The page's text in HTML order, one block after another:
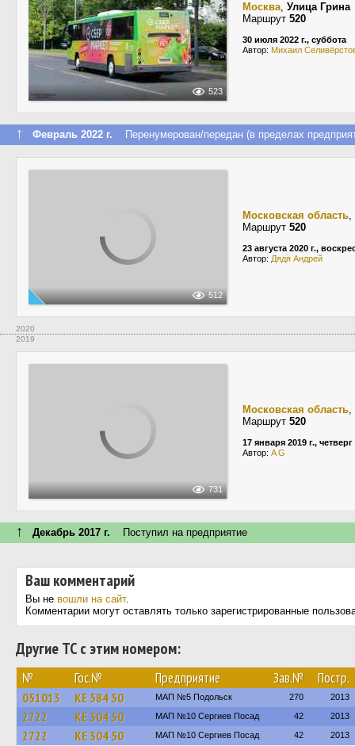
523
Москва, Улица Грина
Маршрут 520
30 июля 2022 г., суббота
Автор: Михаил
↑ Февраль 2022 г. Перенумерован/передан (в пределах
512
Московская область,
Маршрут 520
23 августа 2020 г.,
Автор: Дядя Андрей
2020
2019
731
Московская область,
Маршрут 520
17 января 2019 г., четверг
Автор: A G
↑ Декабрь 2017 г. Поступил на предприятие
Ваш комментарий
Вы не вошли на сайт.
Комментарии могут оставлять только зарегистрированные
Другие ТС с этим номером:
№ Гос.№ Предприятие Зав.№ Постр.
051013 КЕ 584 50 МАП №5 Подольск 270 2013
2722 КЕ 304 50 МАП №10 Сергиев Посад 42 2013
2722 КЕ 304 50 МАП №10 Сергиев Посад 42 2013